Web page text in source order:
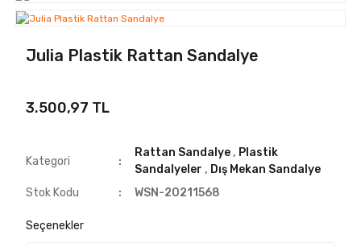
Julia Plastik Rattan Sandalye
3.500,97 TL
Kategori
Rattan Sandalye, Plastik
Sandalyeler , Dış Mekan Sandalye
Stok Kodu
WSN-20211568
Seçenekler